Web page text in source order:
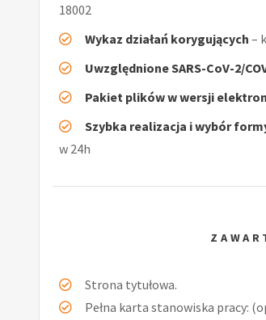
18002
Wykaz działań korygujących –
Uwzględnione SARS-CoV-2/
Pakiet plików w wersji
Szybka realizacja i wybór
w 24h
Strona tytułowa.
Pełna karta stanowiska pracy: